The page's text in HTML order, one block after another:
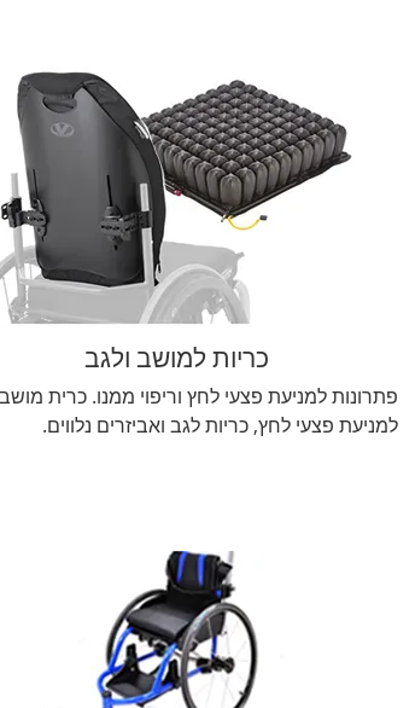
כריות למושב ולגב
פתרונות למניעת פצעי לחץ וריפוי ממנו. כרית מושב
למניעת פצעי לחץ, כריות לגב ואביזרים נלווים.